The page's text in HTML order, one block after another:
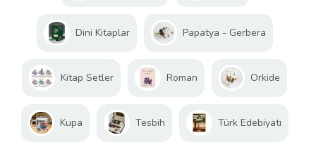
Dini Kitaplar Papatya - Gerbera
Kitap Setler Roman Orkide
Kupa Tesbih Türk Edebiyatı